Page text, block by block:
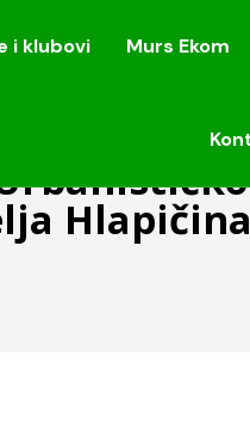
i klubovi Murs Ekom
i klubovi Murs Ekom